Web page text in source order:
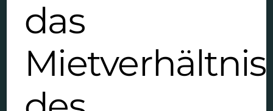
das
Mietverhältnis